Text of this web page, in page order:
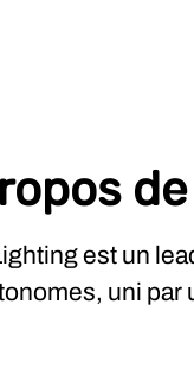
est un
uni par